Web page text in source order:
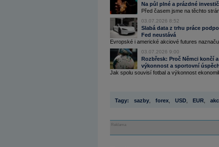
Na půl plné a prázdné
Před časem jsme na těchto
03.07.2026 8:52
Slabá data z trhu práce
Fed neustává
Evropské i americké akciové futures
03.07.2026 9:00
Rozbřesk: Proč Němci končí
výkonnost a sportovní
Jak spolu souvisí fotbal a výkonnost
Tagy: sazby forex USD EUR
Reklama